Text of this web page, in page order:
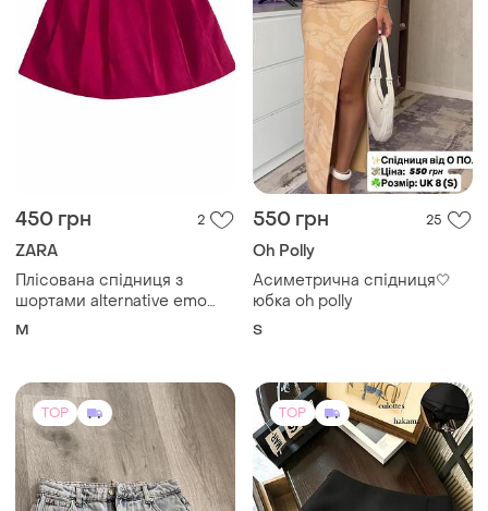
450 грн 2
ZARA
Плісована спідниця з
шортами alternative emo
scene goth емо dollskill zara
M
550 грн 25
Oh Polly
Асиметрична спідниця🤍
юбка oh polly
S
TOP TOP